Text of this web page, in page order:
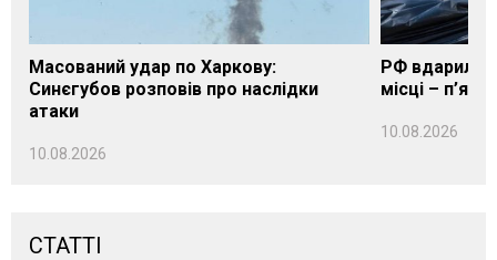
Масований удар по Харкову:
Синєгубов розповів про наслідки
атаки
10.08.2026
РФ вдарила
місці –
10.08.2026
СТАТТІ